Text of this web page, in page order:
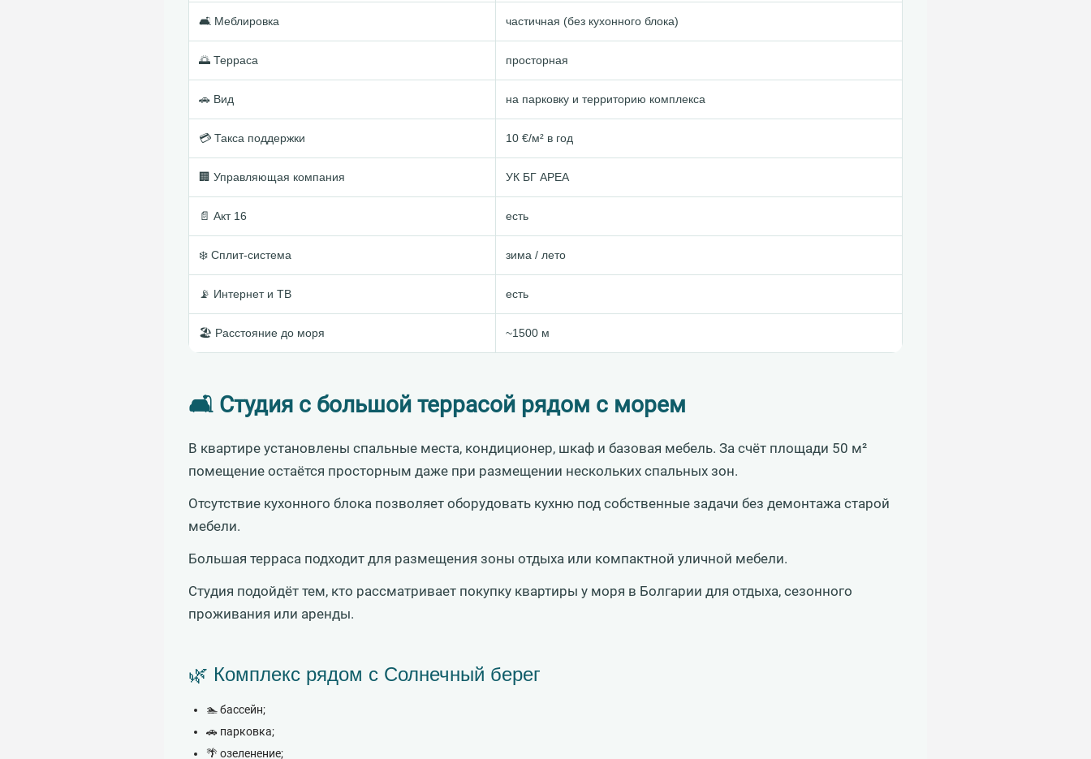
🛋 Меблировка частичная (без кухонного блока)
🌅 Терраса просторная
🚗 Вид на парковку и территорию комплекса
💳 Такса поддержки 10 €/м² в год
🏢 Управляющая компания УК БГ АРЕА
📄 Акт 16 есть
❄️ Сплит-система зима / лето
📡 Интернет и ТВ есть
🏖 Расстояние до моря ~1500 м
🛋 Студия с большой террасой рядом с морем
В квартире установлены спальные места, кондиционер, шкаф и базовая мебель. За счёт площади 50 м²
помещение остаётся просторным даже при размещении нескольких спальных зон.
Отсутствие кухонного блока позволяет оборудовать кухню под собственные задачи без демонтажа старой
мебели.
Большая терраса подходит для размещения зоны отдыха или компактной уличной мебели.
Студия подойдёт тем, кто рассматривает покупку квартиры у моря в Болгарии для отдыха, сезонного
проживания или аренды.
🌿 Комплекс рядом с Солнечный берег
🏊 бассейн;
🚗 парковка;
🌴 озеленение;